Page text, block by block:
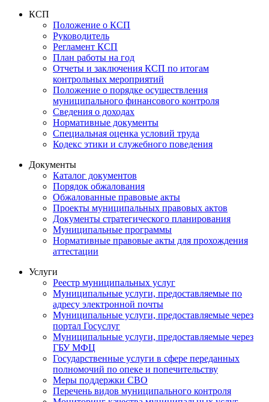
КСП
Положение о КСП
Руководитель
Регламент КСП
План работы на год
Отчеты и заключения КСП по итогам
контрольных мероприятий
Положение о порядке осуществления
муниципального финансового контроля
Сведения о доходах
Нормативные документы
Специальная оценка условий труда
Кодекс этики и служебного поведения
Документы
Каталог документов
Порядок обжалования
Обжалованные правовые акты
Проекты муниципальных правовых актов
Документы стратегического планирования
Муниципальные программы
Нормативные правовые акты для прохождения
аттестации
Услуги
Реестр муниципальных услуг
Муниципальные услуги, предоставляемые по
адресу электронной почты
Муниципальные услуги, предоставляемые через
портал Госуслуг
Муниципальные услуги, предоставляемые через
ГБУ МФЦ
Государственные услуги в сфере переданных
полномочий по опеке и попечительству
Меры поддержки СВО
Перечень видов муниципального контроля